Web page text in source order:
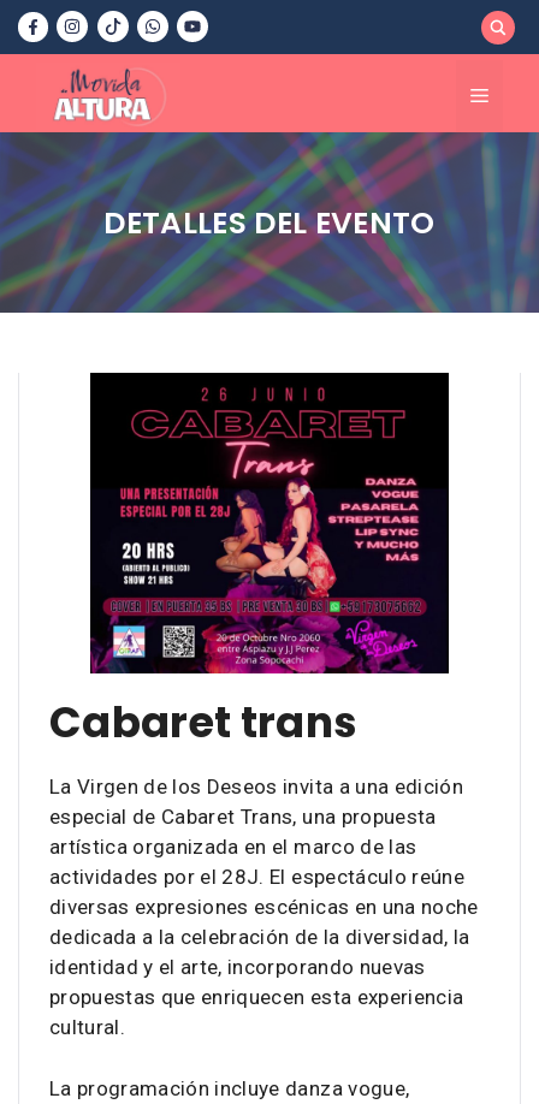
Saltar
contenido
Menú
DETALLES DEL EVENTO
Cabaret trans
La Virgen de los Deseos invita a una edición
especial de Cabaret Trans, una propuesta
artística organizada en el marco de las
actividades por el 28J. El espectáculo reúne
diversas expresiones escénicas en una noche
dedicada a la celebración de la diversidad, la
identidad y el arte, incorporando nuevas
propuestas que enriquecen esta experiencia
cultural.
La programación incluye danza vogue,